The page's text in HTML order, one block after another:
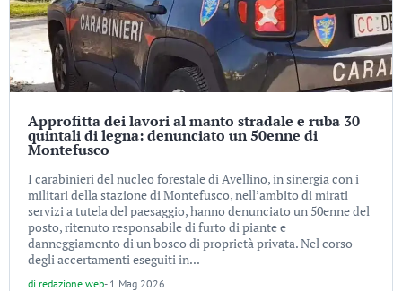
Approfitta dei lavori al manto stradale e ruba 30
quintali di legna: denunciato un 50enne di
Montefusco
I carabinieri del nucleo forestale di Avellino, in sinergia con i
militari della stazione di Montefusco, nell’ambito di mirati
servizi a tutela del paesaggio, hanno denunciato un 50enne del
posto, ritenuto responsabile di furto di piante e
danneggiamento di un bosco di proprietà privata. Nel corso
degli accertamenti eseguiti in...
di redazione web- 1 Mag 2026